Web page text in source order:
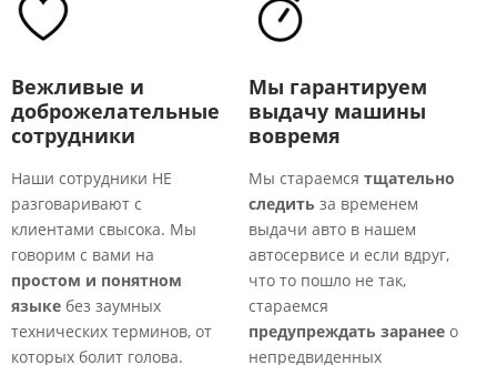
Вежливые и
доброжелательные
сотрудники
Наши сотрудники НЕ
разговаривают с
клиентами свысока. Мы
говорим с вами на
простом и понятном
языке без заумных
технических терминов, от
которых болит голова.
Мы гарантируем
выдачу машины
вовремя
Мы стараемся тщательно
следить за временем
выдачи авто в нашем
автосервисе и если вдруг,
что то пошло не так,
стараемся
предупреждать заранее о
непредвиденных